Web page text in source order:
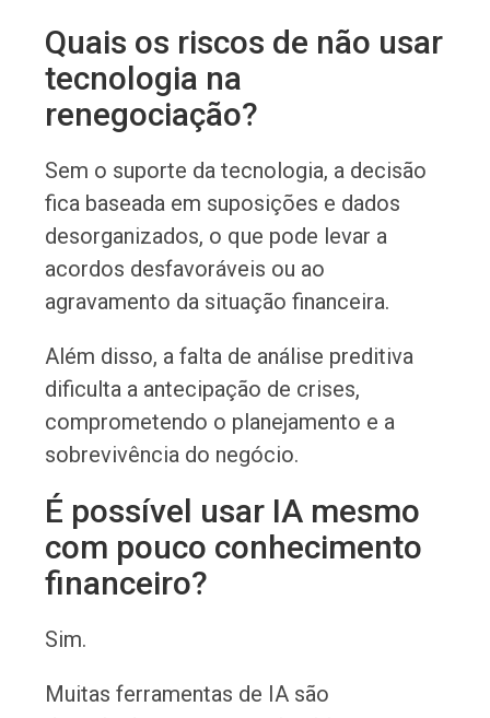
Quais os riscos de não usar
tecnologia na
renegociação?
Sem o suporte da tecnologia, a decisão
fica baseada em suposições e dados
desorganizados, o que pode levar a
acordos desfavoráveis ou ao
agravamento da situação financeira.
Além disso, a falta de análise preditiva
dificulta a antecipação de crises,
comprometendo o planejamento e a
sobrevivência do negócio.
É possível usar IA mesmo
com pouco conhecimento
financeiro?
Sim.
Muitas ferramentas de IA são